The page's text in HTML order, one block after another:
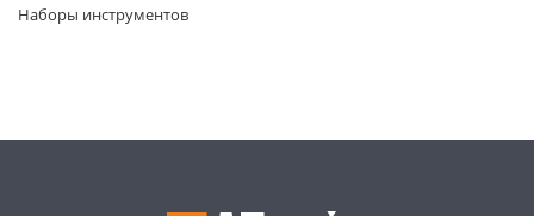
Наборы инструментов